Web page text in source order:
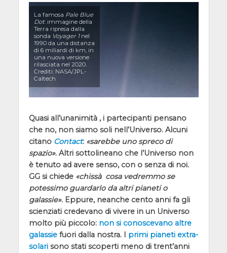
La famosa Pale Blue
Dot: immagine della
Terra ripresa dalla
sonda Voyager 1nel
1990 da una distanza
di 6 miliardi di km, in
una nuova versione
rilasciata nel 2020.
Crediti: NASA/JPL-
Caltech
Quasi all’unanimità , i partecipanti pensano
che no, non siamo soli nell’Universo. Alcuni
citano Contact: sarebbe uno spreco di
spazio . Altri sottolineano che l’Universo non
è tenuto ad avere senso, con o senza di noi.
GG si chiede chissà cosa vedremmo se
potessimo guardarlo da altri pianeti o
galassie . Eppure, neanche cento anni fa gli
scienziati credevano di vivere in un Universo
molto più piccolo: non si conoscevano altre
galassiefuori dalla nostra. I primi pianeti extra-
solarisono stati scoperti meno di trent’anni